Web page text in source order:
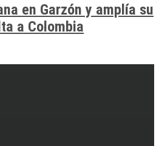
en Garzón y amplía su
a Colombia